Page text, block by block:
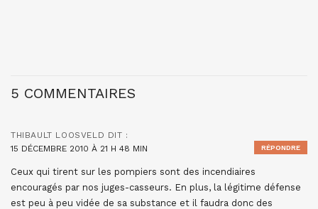
5 COMMENTAIRES
THIBAULT LOOSVELD DIT :
15 DÉCEMBRE 2010 À 21 H 48 MIN
Ceux qui tirent sur les pompiers sont des incendiaires
encouragés par nos juges-casseurs. En plus, la légitime défense
est peu à peu vidée de sa substance et il faudra donc des
RÉPONDRE